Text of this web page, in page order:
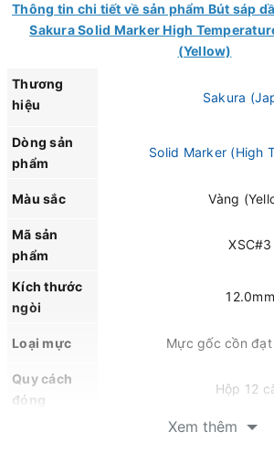
Thông tin chi tiết về sản phẩm Bút sáp
Sakura Solid Marker High
(Yellow)
Thương
hiệu
Sakura
Dòng sản
phẩm
Solid Marker (High
Màu sắc Vàng
Mã sản
phẩm
XSC#3
Kích thước
ngòi
12.0mm
Loại mực Mực gốc cồn đạt
Quy cách
đóng
Hộp 12
Kháng nước, chống hóa
Xem thêm